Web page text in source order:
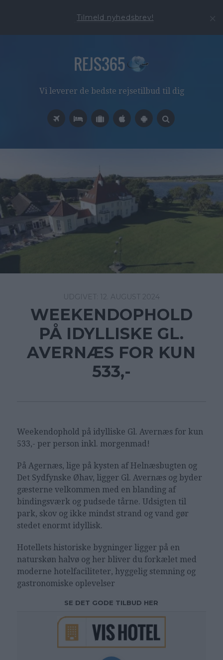
Tilmeld nyhedsbrev!
Vi leverer de bedste rejsetilbud til dig
12. AUGUST 2024
WEEKENDOPHOLD
PÅ IDYLLISKE GL.
AVERNÆS FOR KUN
533,-
Weekendophold på idylliske Gl. Avernæs for kun
533,- per person inkl. morgenmad!
På Agernæs, lige på kysten af Helnæsbugten og
Det Sydfynske Øhav, ligger Gl. Avernæs og byder
gæsterne velkommen med en blanding af
bindingsværk og pudsede tårne. Udsigten til
park, skov og ikke mindst strand og vand gør
stedet enormt idyllisk.
Hotellets historiske bygninger ligger på en
naturskøn halvø og her bliver du forkælet med
moderne hotelfaciliteter, hyggelig stemning og
gastronomiske oplevelser
SE DET GODE TILBUD HER